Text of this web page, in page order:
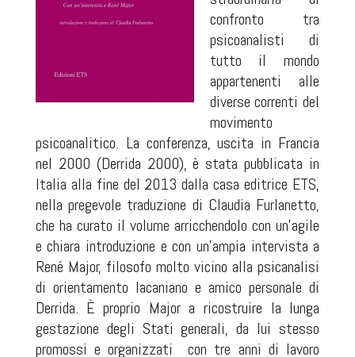
confronto tra
psicoanalisti di
tutto il mondo
appartenenti alle
diverse correnti del
movimento
psicoanalitico. La conferenza, uscita in Francia
nel 2000 (Derrida 2000), è stata pubblicata in
Italia alla fine del 2013 dalla casa editrice ETS,
nella pregevole traduzione di Claudia Furlanetto,
che ha curato il volume arricchendolo con un’agile
e chiara introduzione e con un’ampia intervista a
René Major, filosofo molto vicino alla psicanalisi
di orientamento lacaniano e amico personale di
Derrida. È proprio Major a ricostruire la lunga
gestazione degli Stati generali, da lui stesso
promossi e organizzati con tre anni di lavoro